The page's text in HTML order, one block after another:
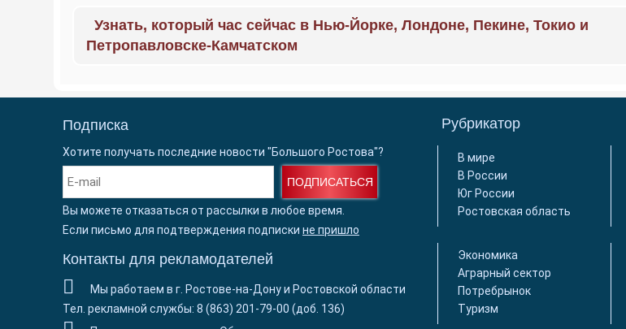
Узнать, который час сейчас в Нью-Йорке, Лондоне, Пекине, Токио и
Петропавловске-Камчатском
Подписка
Хотите получать последние новости "Большого Ростова"?
ПОДПИСАТЬСЯ
Вы можете отказаться от рассылки в любое время.
Если письмо для подтверждения подписки не пришло
Контакты для рекламодателей
Мы работаем в г. Ростове-на-Дону и Ростовской области
Тел. рекламной службы: 8 (863) 201-79-00 (доб. 136)
Рубрикатор
В мире
В России
Юг России
Ростовская область
Экономика
Аграрный сектор
Потребрынок
Туризм